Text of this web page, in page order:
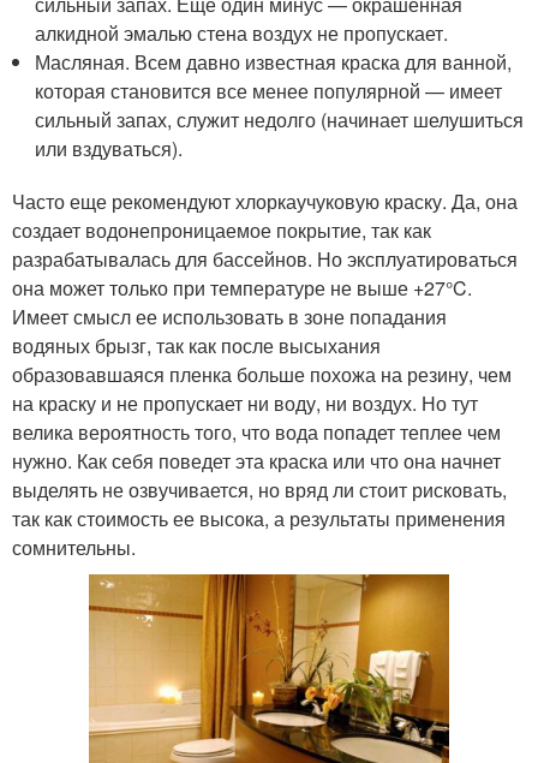
алкидной эмалью стена воздух не пропускает.
Масляная. Всем давно известная краска для ванной,
которая становится все менее популярной — имеет
сильный запах, служит недолго (начинает шелушиться
или вздуваться).
Часто еще рекомендуют хлоркаучуковую краску. Да, она
создает водонепроницаемое покрытие, так как
разрабатывалась для бассейнов. Но эксплуатироваться
она может только при температуре не выше +27°C.
Имеет смысл ее использовать в зоне попадания
водяных брызг, так как после высыхания
образовавшаяся пленка больше похожа на резину, чем
на краску и не пропускает ни воду, ни воздух. Но тут
велика вероятность того, что вода попадет теплее чем
нужно. Как себя поведет эта краска или что она начнет
выделять не озвучивается, но вряд ли стоит рисковать,
так как стоимость ее высока, а результаты применения
сомнительны.